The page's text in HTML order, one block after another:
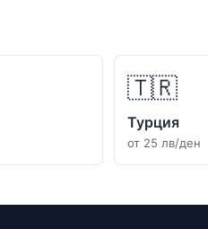
🇹🇷
Турция
от 25 лв/ден